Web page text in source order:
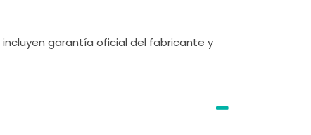
garantía oficial del fabricante y